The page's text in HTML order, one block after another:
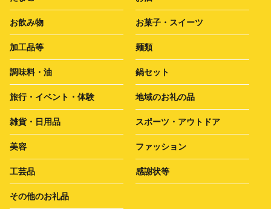
お飲み物 お菓子・スイーツ
加工品等 麺類
調味料・油 鍋セット
旅行・イベント・体験 地域のお礼の品
雑貨・日用品 スポーツ・アウトドア
美容 ファッション
工芸品 感謝状等
その他のお礼品